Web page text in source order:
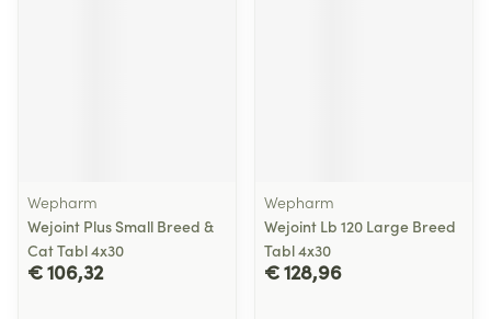
Wepharm
Wejoint Plus Small Breed &
Cat Tabl 4x30
€ 106,32
Wepharm
Wejoint Lb 120 Large Breed
Tabl 4x30
€ 128,96